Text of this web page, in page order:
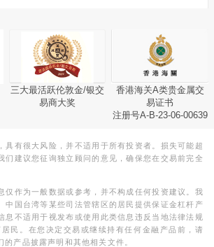
三大最活跃伦敦金/银交
易商大奖
香港海关A类贵金属交
易证书
注册号A-B-23-06-00639
具有很大风险，并不适用于所有投资者。损失可能超
们建议您征询独立顾问的意见，确保您在交易前完全
仅作为一般数据或参考，并不构成任何投资建议。我
中国台湾等某些司法管辖区的居民提供保证金杠杆产
息不适用于视发布或使用此类信息违反当地法律法规
民。在您决定交易或继续持有任何金融产品前，请
产品披露声明和其他相关文件。